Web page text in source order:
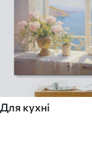
Для кухні